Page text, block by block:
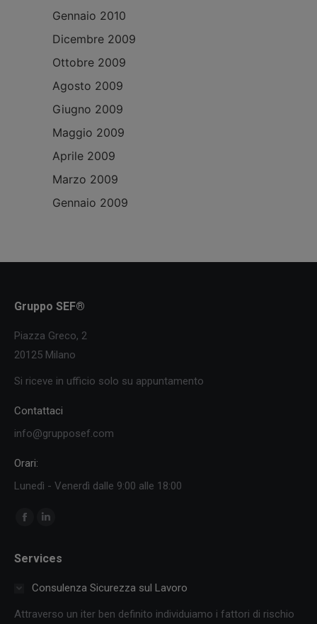
Gennaio 2010
Dicembre 2009
Ottobre 2009
Agosto 2009
Giugno 2009
Maggio 2009
Aprile 2009
Marzo 2009
Gennaio 2009
Gruppo SEF®
Piazza Greco, 2
20125 Milano
Si riceve in ufficio solo su appuntamento
Contattaci
info@grupposef.com
Orari:
Lunedì - Venerdì dalle 9:00 alle 18:00
Ci puoi trovare su:
Facebook
opens
window
opens
window
Services
Consulenza Sicurezza sul Lavoro
Attraverso un iter ben definito individuiamo i fattori di rischio